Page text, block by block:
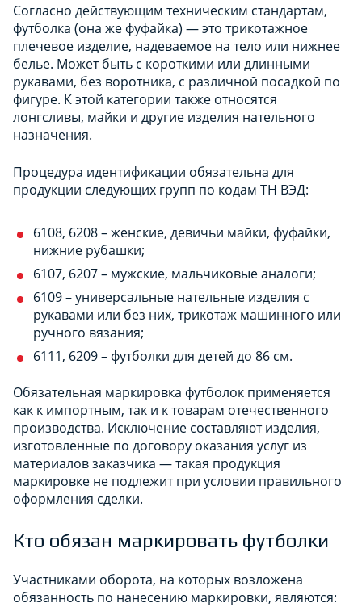
Согласно действующим техническим стандартам,
футболка (она же фуфайка) — это трикотажное
плечевое изделие, надеваемое на тело или нижнее
белье. Может быть с короткими или длинными
рукавами, без воротника, с различной посадкой по
фигуре. К этой категории также относятся
лонгсливы, майки и другие изделия нательного
назначения.
Процедура идентификации обязательна для
продукции следующих групп по кодам ТН ВЭД:
6108, 6208 – женские, девичьи майки, фуфайки,
нижние рубашки;
6107, 6207 – мужские, мальчиковые аналоги;
6109 – универсальные нательные изделия с
рукавами или без них, трикотаж машинного или
ручного вязания;
6111, 6209 – футболки для детей до 86 см.
Обязательная маркировка футболок применяется
как к импортным, так и к товарам отечественного
производства. Исключение составляют изделия,
изготовленные по договору оказания услуг из
материалов заказчика — такая продукция
маркировке не подлежит при условии правильного
оформления сделки.
Кто обязан маркировать футболки
Участниками оборота, на которых возложена
обязанность по нанесению маркировки, являются: